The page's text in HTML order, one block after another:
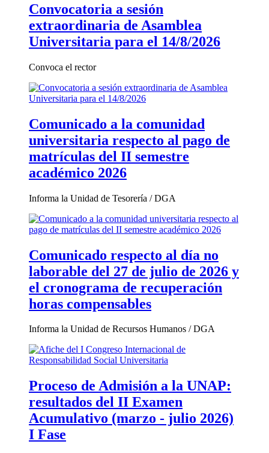
Convocatoria a sesión
extraordinaria de Asamblea
Universitaria para el 14/8/2026
Convoca el rector
Comunicado a la comunidad
universitaria respecto al pago de
matrículas del II semestre
académico 2026
Informa la Unidad de Tesorería / DGA
Comunicado respecto al día no
laborable del 27 de julio de 2026 y
el cronograma de recuperación
horas compensables
Informa la Unidad de Recursos Humanos / DGA
Proceso de Admisión a la UNAP:
resultados del II Examen
Acumulativo (marzo - julio 2026)
I Fase